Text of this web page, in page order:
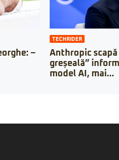
–
TECHRIDER
Anthropic
greșeală”
model AI, mai...